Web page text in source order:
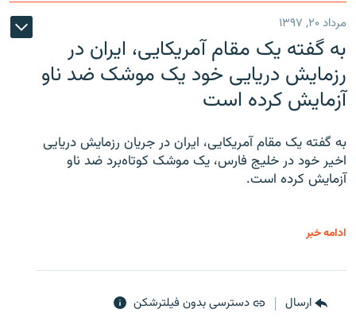
مرداد ۲۰, ۱۳۹۷
به گفته یک مقام آمریکایی، ایران در
رزمایش دریایی خود یک موشک ضد ناو
آزمایش کرده است
به گفته یک مقام آمریکایی، ایران در جریان رزمایش دریایی
اخیر خود در خلیج فارس، یک موشک کوتاه‌برد ضد ناو
آزمایش کرده است.
ادامه خبر
ارسال دسترسی بدون فیلترشکن